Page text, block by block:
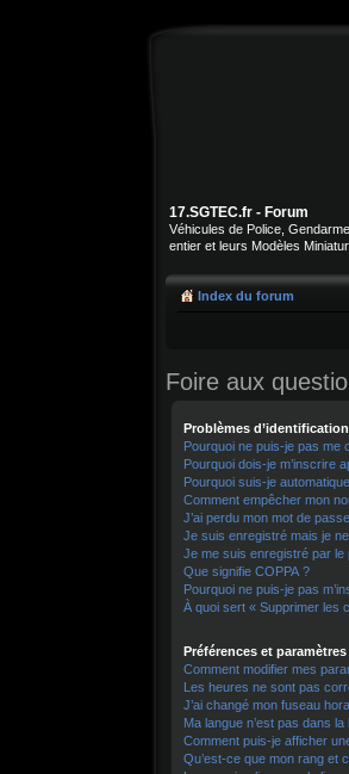
17.SGTEC.fr - Forum
Véhicules de Police,
entier et leurs Modèles
Index du forum
Foire aux
Problèmes
Pourquoi ne puis-je pas me
Pourquoi dois-je m’inscrire
Pourquoi suis-je
Comment empêcher mon
J’ai perdu mon mot de
Je suis enregistré mais je
Je me suis enregistré par
Que signifie COPPA ?
Pourquoi ne puis-je pas
À quoi sert « Supprimer les
Préférences et
Comment modifier mes
Les heures ne sont pas
J’ai changé mon fuseau
Ma langue n’est pas dans la
Comment puis-je afficher
Qu’est-ce que mon rang et